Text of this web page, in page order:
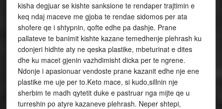
kisha degjuar se kishte sanksione te rendaper trajtimin e
keq ndaj maceve me gjoba te rendae sidomos per ata
shofere qe i shtypnin, qofte edhe pa dashje. Prane
pallateve te banimit kishte kazane temedhenje plehrash ku
cdonjeri hidhte aty ne qeska plastike, mbeturinat e dites
dhe ku macet gjenin vazhdimisht dicka per te ngrene.
Ndonje i apasionuar vendoste prane kazanit edhe nje ene
plastike me uje per to.Keto mace, si kudo,sillnin nje
sherbim te madh qytetit duke e pastruar nga mijte qe u
turreshin po atyre kazaneve plehrash. Neper shtepi,